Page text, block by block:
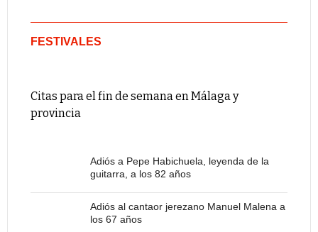
FESTIVALES
Citas para el fin de semana en Málaga y
provincia
Adiós a Pepe Habichuela, leyenda de la
guitarra, a los 82 años
Adiós al cantaor jerezano Manuel Malena a
los 67 años